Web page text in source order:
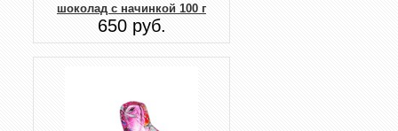
шоколад с начинкой 100 г
650 руб.